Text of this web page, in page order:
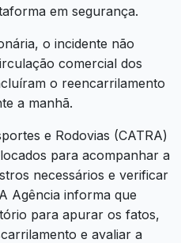
em segurança.
o incidente não
comercial dos
o reencarrilamento
a manhã.
e Rodovias (CATRA)
para acompanhar a
necessários e verificar
Agência informa que
para apurar os fatos,
e avaliar a